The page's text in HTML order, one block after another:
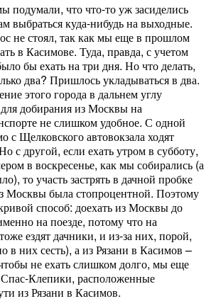
что что-то уж засиделись
выбраться куда-нибудь на выходные.
не стоял, так как мы еще в прошлом
в Касимове. Туда, правда, с учетом
бы ехать на три дня. Но что делать,
два? Пришлось укладываться в два.
этого города в дальнем углу
для добирания из Москвы на
не слишком удобное. С одной
с Щелковского автовокзала ходят
с другой, если ехать утром в субботу,
в воскресенье, как мы собирались (а
то участь застрять в дачной пробке
Москвы была стопроцентной. Поэтому
способ: доехать из Москвы до
на поезде, потому что на
ездят дачники, и из-за них, порой,
в них сесть), а из Рязани в Касимов –
не ехать слишком долго, мы еще
Клепики, расположенные
из Рязани в Касимов.